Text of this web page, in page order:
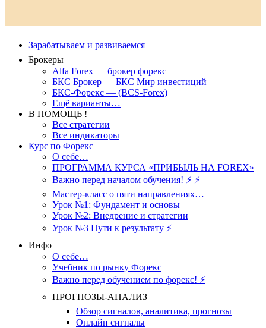
Зарабатываем и развиваемся
Брокеры
Alfa Forex — брокер форекс
БКС Брокер — БКС Мир инвестиций
БКС-Форекс — (BCS-Forex)
Ещё варианты…
В ПОМОЩЬ !
Все стратегии
Все индикаторы
Курс по Форекс
О себе…
ПРОГРАММА КУРСА «ПРИБЫЛЬ НА FOREX»
Важно перед началом обучения! ⚡ ⚡
Мастер-класс о пяти направлениях…
Урок №1: Фундамент и основы
Урок №2: Внедрение и стратегии
Урок №3 Пути к результату ⚡️
Инфо
О себе…
Учебник по рынку Форекс
Важно перед обучением по форекс! ⚡
ПРОГНОЗЫ-АНАЛИЗ
Обзор сигналов, аналитика, прогнозы
Онлайн сигналы